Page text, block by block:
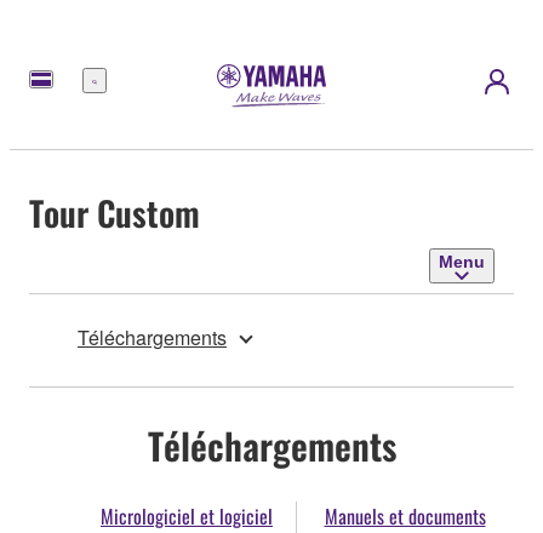
Menu
Tour Custom
Menu
Téléchargements
Téléchargements
Micrologiciel et logiciel Manuels et documents